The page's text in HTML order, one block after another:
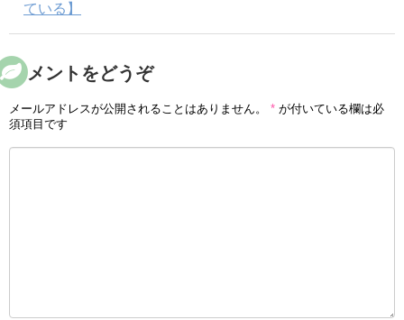
ている】
コメントをどうぞ
メールアドレスが公開されることはありません。 * が付いている欄は必
須項目です